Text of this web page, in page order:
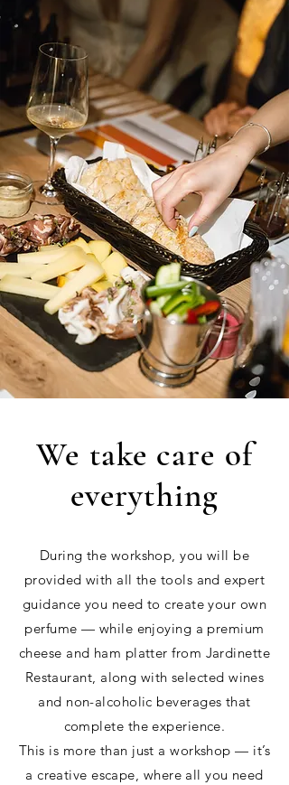
We take care of
everything
During the workshop, you will be
provided with all the tools and expert
guidance you need to create your own
perfume — while enjoying a premium
cheese and ham platter from Jardinette
Restaurant, along with selected wines
and non-alcoholic beverages that
complete the experience.
This is more than just a workshop — it’s
a creative escape, where all you need